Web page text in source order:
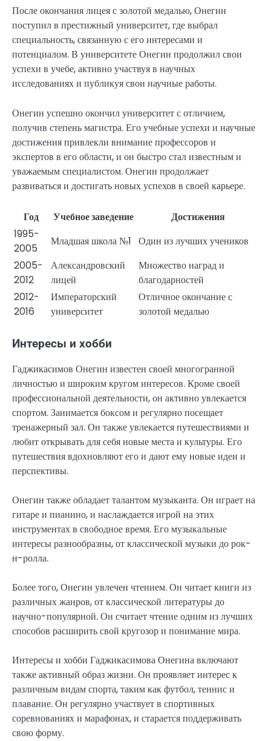
После окончания лицея с золотой медалью, Онегин
поступил в престижный университет, где выбрал
специальность, связанную с его интересами и
потенциалом. В университете Онегин продолжил свои
успехи в учебе, активно участвуя в научных
исследованиях и публикуя свои научные работы.
Онегин успешно окончил университет с отличием,
получив степень магистра. Его учебные успехи и научные
достижения привлекли внимание профессоров и
экспертов в его области, и он быстро стал известным и
уважаемым специалистом. Онегин продолжает
развиваться и достигать новых успехов в своей карьере.
Год Учебное заведение
Достижения
1995-
2005
Младшая школа №1 Один из лучших учеников
2005-
2012
Александровский
лицей
Множество наград и
благодарностей
2012-
2016
Императорский
университет
Отличное окончание с
золотой медалью
Интересы и хобби
Гаджикасимов Онегин известен своей многогранной
личностью и широким кругом интересов. Кроме своей
профессиональной деятельности, он активно увлекается
спортом. Занимается боксом и регулярно посещает
тренажерный зал. Он также увлекается путешествиями и
любит открывать для себя новые места и культуры. Его
путешествия вдохновляют его и дают ему новые идеи и
перспективы.
Онегин также обладает талантом музыканта. Он играет на
гитаре и пианино, и наслаждается игрой на этих
инструментах в свободное время. Его музыкальные
интересы разнообразны, от классической музыки до рок-
н-ролла.
Более того, Онегин увлечен чтением. Он читает книги из
различных жанров, от классической литературы до
научно-популярной. Он считает чтение одним из лучших
способов расширить свой кругозор и понимание мира.
Интересы и хобби Гаджикасимова Онегина включают
также активный образ жизни. Он проявляет интерес к
различным видам спорта, таким как футбол, теннис и
плавание. Он регулярно участвует в спортивных
соревнованиях и марафонах, и старается поддерживать
свою форму.